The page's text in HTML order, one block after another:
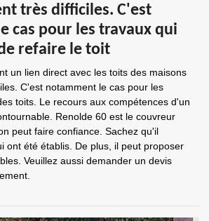
très difficiles. C'est
cas pour les travaux qui
refaire le toit
un lien direct avec les toits des maisons
C'est notamment le cas pour les
toits. Le recours aux compétences d'un
Renolde 60 est le couvreur
peut faire confiance. Sachez qu'il
ont été établis. De plus, il peut proposer
Veuillez aussi demander un devis